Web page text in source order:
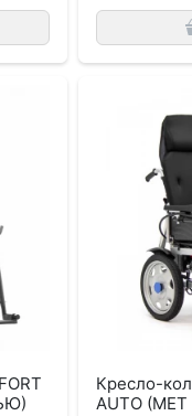
Кресло-
AUTO